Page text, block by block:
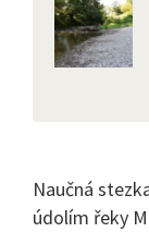
Naučná
údolím řeky